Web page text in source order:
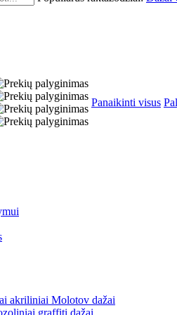
Panaikinti visus
akriliniai Molotov dažai